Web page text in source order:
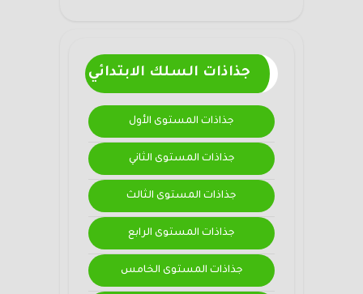
جذاذات السلك الابتدائي
جذاذات المستوى الأول
جذاذات المستوى الثاني
جذاذات المستوى الثالث
جذاذات المستوى الرابع
جذاذات المستوى الخامس